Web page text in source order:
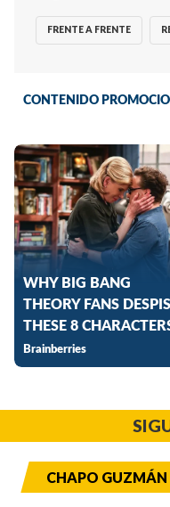
FRENTE A FRENTE
CHAPO GUZMÁN